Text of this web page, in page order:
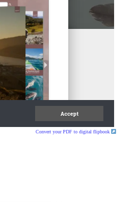
Convert your PDF to digital flipbook